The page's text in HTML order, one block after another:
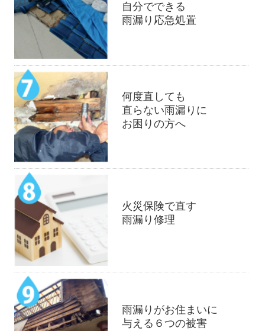
自分でできる
雨漏り応急処置
何度直しても
直らない雨漏りに
お困りの方へ
火災保険で直す
雨漏り修理
雨漏りがお住まいに
与える６つの被害